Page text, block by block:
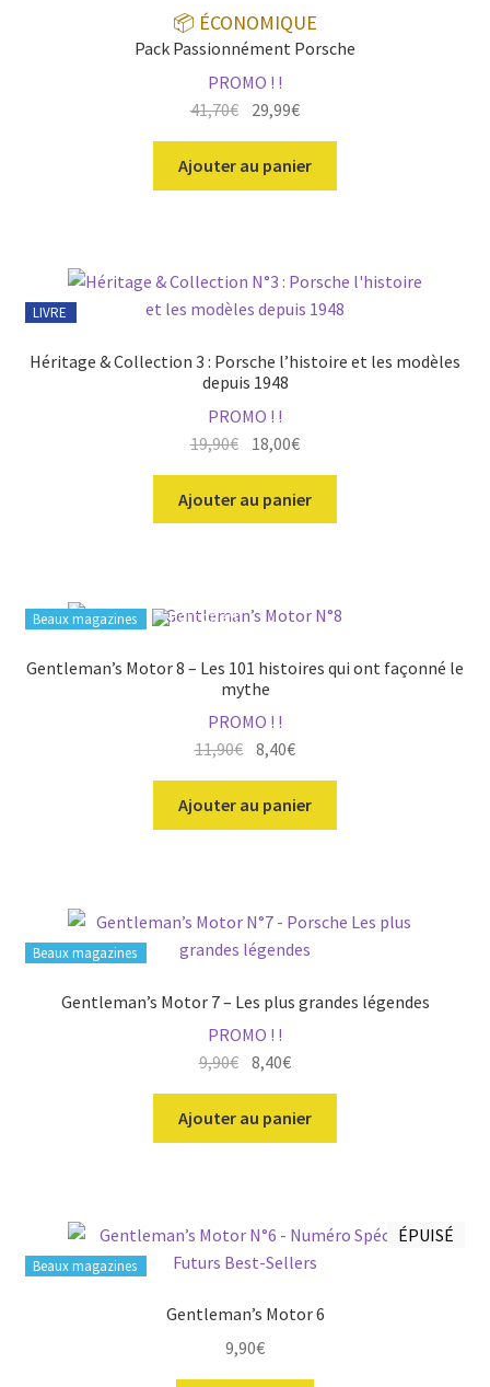
📦 ÉCONOMIQUE
Pack Passionnément Porsche
PROMO ! !
41,70€ Le
initial
était :
29,99€Le
actuel
est :
Ajouter au panier
LIVRE
Héritage & Collection 3 : Porsche l’histoire et les modèles
depuis 1948
PROMO ! !
19,90€ Le
initial
était :
18,00€Le
actuel
est :
Ajouter au panier
Beaux magazines
Gentleman’s Motor 8 – Les 101 histoires qui ont façonné le
mythe
PROMO ! !
11,90€ Le
prix
initial
était :
8,40€Le
prix
actuel
est :
Ajouter au panier
Beaux magazines
Gentleman’s Motor 7 – Les plus grandes légendes
PROMO ! !
9,90€ Le
prix
initial
était :
8,40€Le
prix
actuel
est :
Ajouter au panier
Beaux magazines
ÉPUISÉ
Gentleman’s Motor 6
9,90€